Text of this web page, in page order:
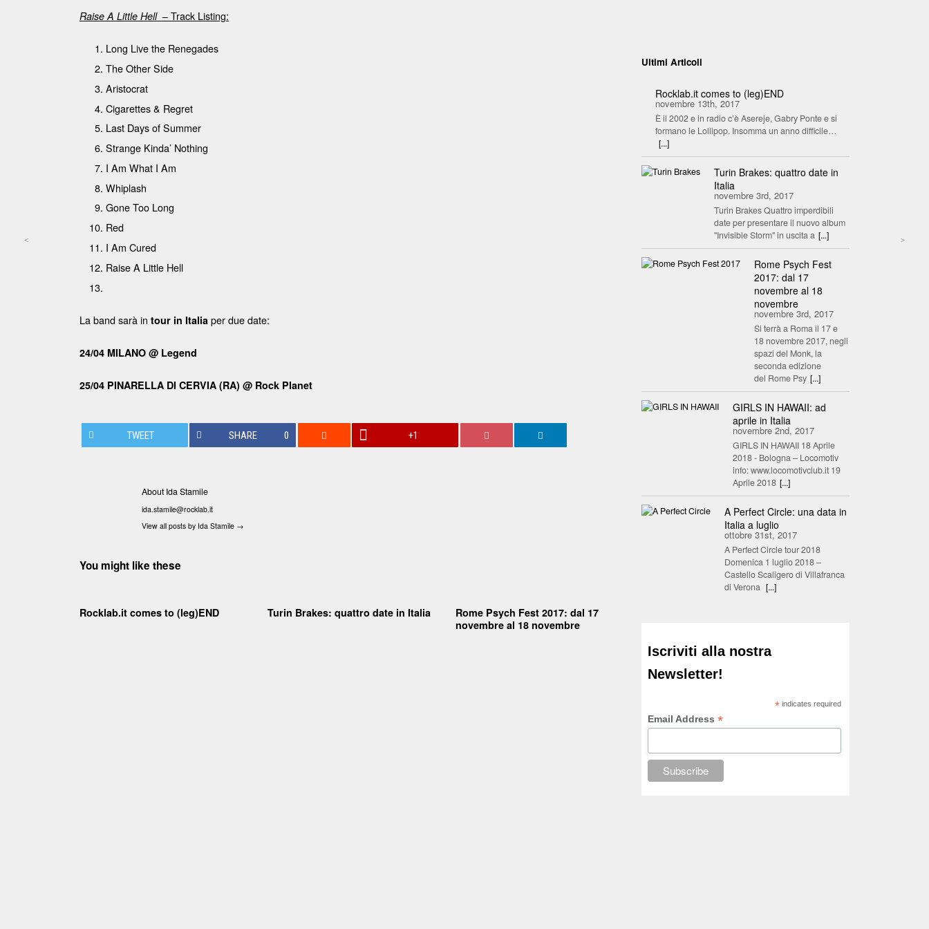
Post navigation
< >
Raise A Little Hell – Track Listing:
Long Live the Renegades
The Other Side
Aristocrat
Cigarettes & Regret
Last Days of Summer
Strange Kinda’ Nothing
I Am What I Am
Whiplash
Gone Too Long
Red
I Am Cured
Raise A Little Hell
La band sarà in tour in Italia per due date:
24/04 MILANO @ Legend
25/04 PINARELLA DI CERVIA (RA) @ Rock Planet
TWEET SHARE 0 +1
About Ida Stamile
ida.stamile@rocklab.it
View all posts by Ida Stamile →
You might like these
Rocklab.it comes to (leg)END Turin Brakes: quattro date in Italia
Rome Psych Fest 2017: dal 17
novembre al 18 novembre
Ultimi Articoli
Rocklab.it comes to (leg)END
novembre 13th, 2017
È il 2002 e in radio c’è Asereje, Gabry Ponte e si
formano le Lollipop. Insomma un anno difficile…
[...]
Turin Brakes: quattro date in
Italia
novembre 3rd, 2017
Turin Brakes Quattro imperdibili
date per presentare il nuovo album
"Invisible Storm" in uscita a [...]
Rome Psych Fest
2017: dal 17
novembre al 18
novembre
novembre 3rd, 2017
Si terrà a Roma il 17 e
18 novembre 2017, negli
spazi del Monk, la
seconda edizione
del Rome Psy [...]
GIRLS IN HAWAII: ad
aprile in Italia
novembre 2nd, 2017
GIRLS IN HAWAII 18 Aprile
2018 - Bologna – Locomotiv
info: www.locomotivclub.it 19
Aprile 2018 [...]
A Perfect Circle: una data in
Italia a luglio
ottobre 31st, 2017
A Perfect Circle tour 2018
Domenica 1 luglio 2018 –
Castello Scaligero di Villafranca
di Verona [...]
Iscriviti alla nostra
Newsletter!
* indicates required
Email Address*